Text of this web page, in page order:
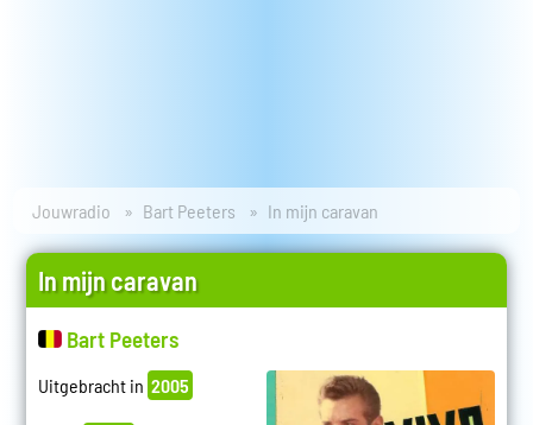
Jouwradio Bart Peeters In mijn caravan
In mijn caravan
Bart Peeters
Uitgebracht in 2005